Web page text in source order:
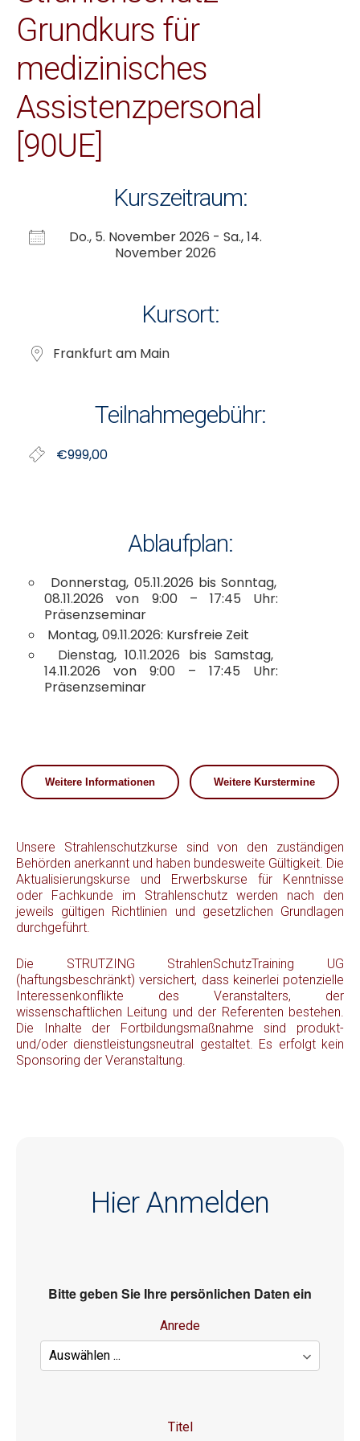
Grundkurs für
medizinisches
Assistenzpersonal
[90UE]
Kurszeitraum:
Do., 5. November 2026 - Sa., 14.
November 2026
Kursort:
Frankfurt am Main
Teilnahmegebühr:
€999,00
Ablaufplan:
Donnerstag, 05.11.2026 bis Sonntag,
08.11.2026 von 9:00 – 17:45 Uhr:
Präsenzseminar
Montag, 09.11.2026: Kursfreie Zeit
Dienstag, 10.11.2026 bis Samstag,
14.11.2026 von 9:00 – 17:45 Uhr:
Präsenzseminar
Weitere Informationen Weitere Kurstermine
Unsere Strahlenschutzkurse sind von den zuständigen
Behörden anerkannt und haben bundesweite Gültigkeit. Die
Aktualisierungskurse und Erwerbskurse für Kenntnisse
oder Fachkunde im Strahlenschutz werden nach den
jeweils gültigen Richtlinien und gesetzlichen Grundlagen
durchgeführt.
Die STRUTZING StrahlenSchutzTraining UG
(haftungsbeschränkt) versichert, dass keinerlei potenzielle
Interessenkonflikte des Veranstalters, der
wissenschaftlichen Leitung und der Referenten bestehen.
Die Inhalte der Fortbildungsmaßnahme sind produkt-
und/oder dienstleistungsneutral gestaltet. Es erfolgt kein
Sponsoring der Veranstaltung.
Hier Anmelden
Bitte geben Sie Ihre persönlichen Daten ein
Anrede
Titel